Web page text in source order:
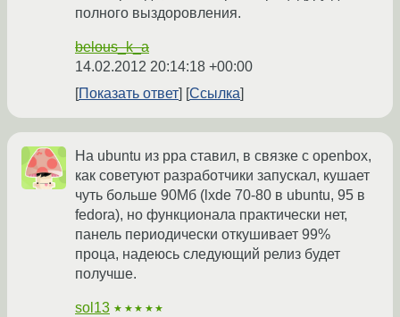
полного выздоровления.
belous_k_a
14.02.2012 20:14:18 +00:00
Показать ответ
Ссылка
На ubuntu из ppa ставил, в связке с openbox,
как советуют разработчики запускал, кушает
чуть больше 90Мб (lxde 70-80 в ubuntu, 95 в
fedora), но функционала практически нет,
панель периодически откушивает 99%
проца, надеюсь следующий релиз будет
получше.
sol13 ★★★★★